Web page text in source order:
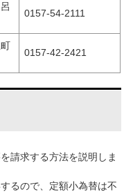
0157-54-2111
0157-42-2421
請求する方法を説明しま
るので、定額小為替は不